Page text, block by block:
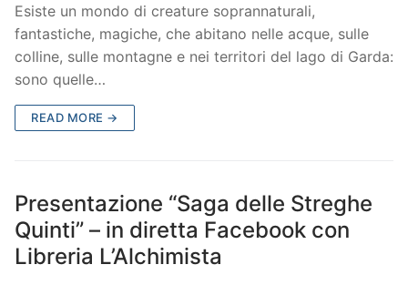
Esiste un mondo di creature soprannaturali,
fantastiche, magiche, che abitano nelle acque, sulle
colline, sulle montagne e nei territori del lago di Garda:
sono quelle…
READ MORE →
Presentazione “Saga delle Streghe
Quinti” – in diretta Facebook con
Libreria L’Alchimista